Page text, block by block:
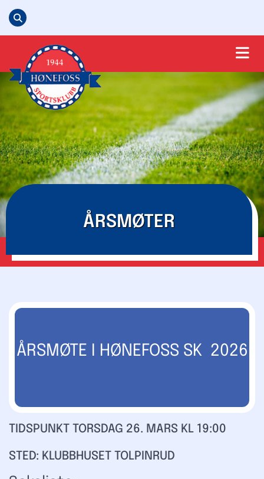
ÅRSMØTER
ÅRSMØTE I HØNEFOSS SK 2026
TIDSPUNKT TORSDAG 26. MARS KL 19:00
STED: KLUBBHUSET TOLPINRUD